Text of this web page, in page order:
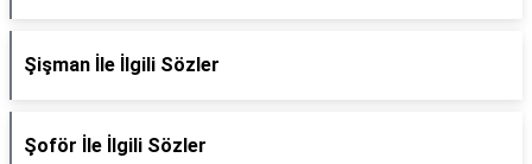
Şişman İle İlgili Sözler
Şoför İle İlgili Sözler